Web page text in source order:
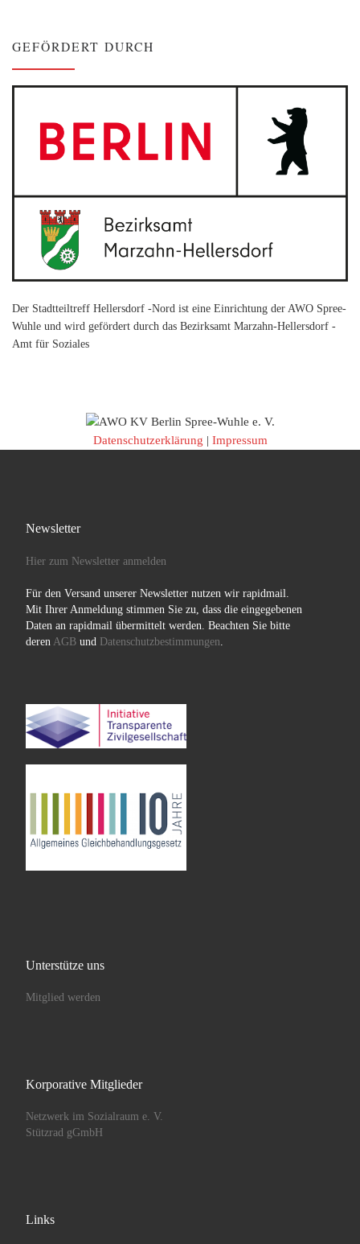
GEFÖRDERT DURCH
Der Stadtteiltreff Hellersdorf -Nord ist eine Einrichtung der AWO Spree-
Wuhle und wird gefördert durch das Bezirksamt Marzahn-Hellersdorf -
Amt für Soziales
Datenschutzerklärung | Impressum
Newsletter
Hier zum Newsletter anmelden
Für den Versand unserer Newsletter nutzen wir rapidmail.
Mit Ihrer Anmeldung stimmen Sie zu, dass die eingegebenen
Daten an rapidmail übermittelt werden. Beachten Sie bitte
deren AGBund Datenschutzbestimmungen
Unterstütze uns
Mitglied werden
Korporative Mitglieder
Netzwerk im Sozialraum e. V.
Stützrad gGmbH
Links